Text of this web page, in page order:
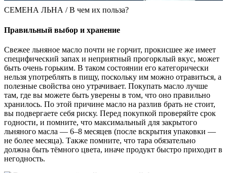
СЕМЕНА ЛЬНА / В чем их польза?
Правильный выбор и хранение
Свежее льняное масло почти не горчит, прокисшее же имеет
специфический запах и неприятный прогорклый вкус, может
быть очень горьким. В таком состоянии его категорически
нельзя употреблять в пищу, поскольку им можно отравиться, а
полезные свойства оно утрачивает. Покупать масло лучше
там, где вы можете быть уверены в том, что оно правильно
хранилось. По этой причине масло на разлив брать не стоит,
вы подвергаете себя риску. Перед покупкой проверяйте срок
годности, и помните, что максимальный для закрытого
льняного масла — 6–8 месяцев (после вскрытия упаковки —
не более месяца). Также помните, что тара обязательно
должна быть тёмного цвета, иначе продукт быстро приходит в
негодность.